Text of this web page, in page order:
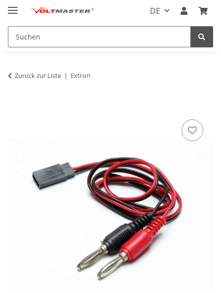
DE
Zurück zur Liste Extron